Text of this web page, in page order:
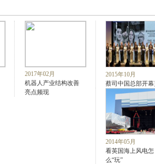
2017年02月
机器人产业结构改善
亮点频现
2015年10月
蔡司中国总部开
2014年05月
看英国海上风电怎
么“玩”